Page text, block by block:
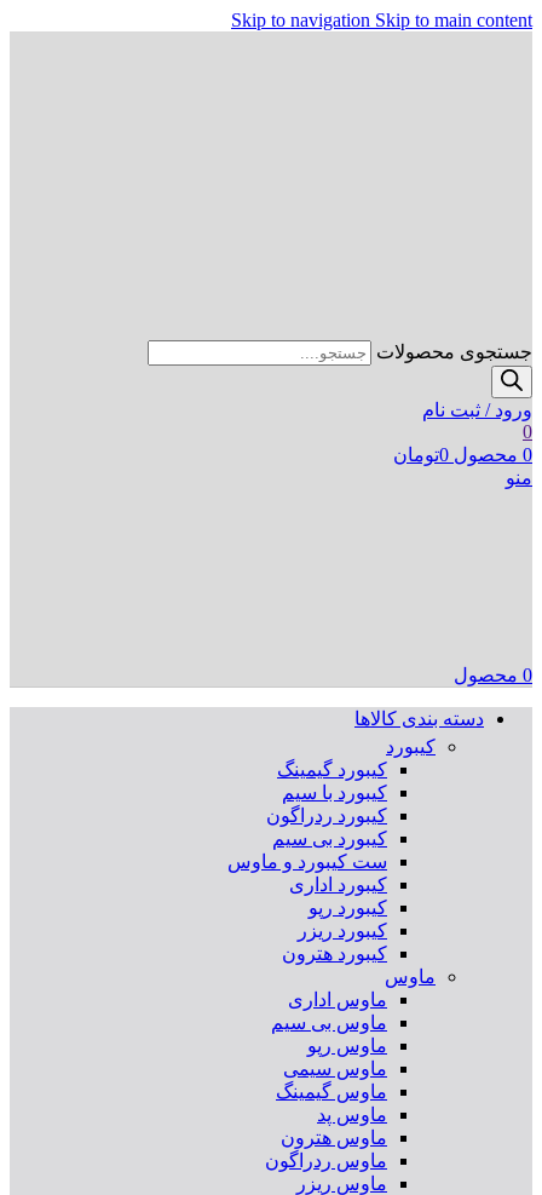
Skip to navigation Skip to main content
جستجوی محصولات
ورود / ثبت نام
0
0 محصول 0تومان
منو
0 محصول
دسته بندی کالاها
کیبورد
کیبورد گیمینگ
کیبورد با سیم
کیبورد ردراگون
کیبورد بی سیم
ست کیبورد و ماوس
کیبورد اداری
کیبورد رپو
کیبورد ریزر
کیبورد هترون
ماوس
ماوس اداری
ماوس بی سیم
ماوس رپو
ماوس سیمی
ماوس گیمینگ
ماوس پد
ماوس هترون
ماوس ردراگون
ماوس ریزر